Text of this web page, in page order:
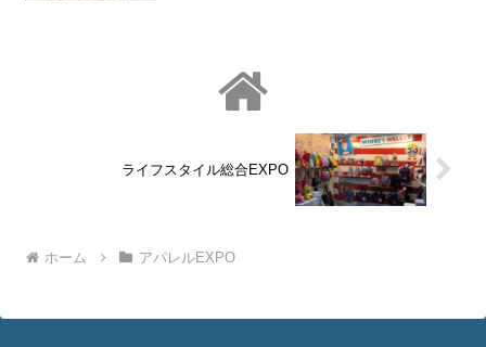
ライフスタイル総合EXPO
ホーム アパレルEXPO